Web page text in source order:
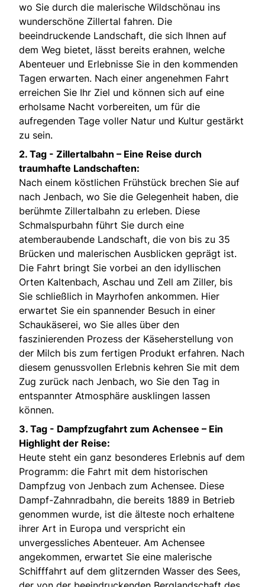
wo Sie durch die malerische Wildschönau ins
wunderschöne Zillertal fahren. Die
beeindruckende Landschaft, die sich Ihnen auf
dem Weg bietet, lässt bereits erahnen, welche
Abenteuer und Erlebnisse Sie in den kommenden
Tagen erwarten. Nach einer angenehmen Fahrt
erreichen Sie Ihr Ziel und können sich auf eine
erholsame Nacht vorbereiten, um für die
aufregenden Tage voller Natur und Kultur gestärkt
zu sein.
2. Tag - Zillertalbahn – Eine Reise durch
traumhafte Landschaften:
Nach einem köstlichen Frühstück brechen Sie auf
nach Jenbach, wo Sie die Gelegenheit haben, die
berühmte Zillertalbahn zu erleben. Diese
Schmalspurbahn führt Sie durch eine
atemberaubende Landschaft, die von bis zu 35
Brücken und malerischen Ausblicken geprägt ist.
Die Fahrt bringt Sie vorbei an den idyllischen
Orten Kaltenbach, Aschau und Zell am Ziller, bis
Sie schließlich in Mayrhofen ankommen. Hier
erwartet Sie ein spannender Besuch in einer
Schaukäserei, wo Sie alles über den
faszinierenden Prozess der Käseherstellung von
der Milch bis zum fertigen Produkt erfahren. Nach
diesem genussvollen Erlebnis kehren Sie mit dem
Zug zurück nach Jenbach, wo Sie den Tag in
entspannter Atmosphäre ausklingen lassen
können.
3. Tag - Dampfzugfahrt zum Achensee – Ein
Highlight der Reise:
Heute steht ein ganz besonderes Erlebnis auf dem
Programm: die Fahrt mit dem historischen
Dampfzug von Jenbach zum Achensee. Diese
Dampf-Zahnradbahn, die bereits 1889 in Betrieb
genommen wurde, ist die älteste noch erhaltene
ihrer Art in Europa und verspricht ein
unvergessliches Abenteuer. Am Achensee
angekommen, erwartet Sie eine malerische
Schifffahrt auf dem glitzernden Wasser des Sees,